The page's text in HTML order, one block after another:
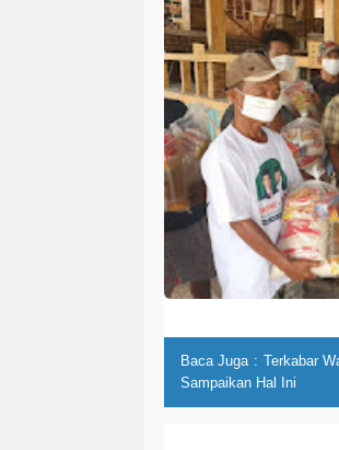
Baca Juga : Terkabar
Sampaikan Hal Ini